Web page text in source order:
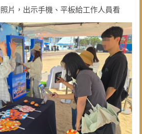
片，出示手機、平板給工作人員看